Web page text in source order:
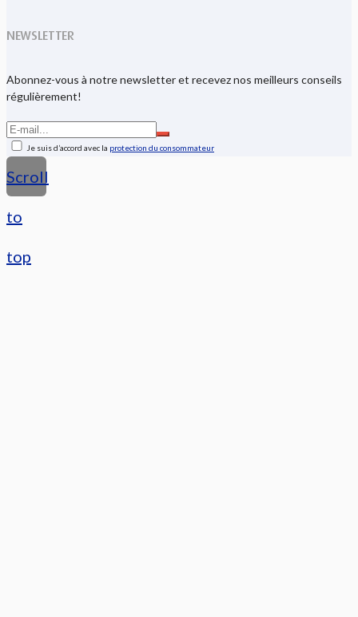
NEWSLETTER
Abonnez-vous à notre newsletter et recevez nos meilleurs conseils
régulièrement!
Je suis d’accord avec la protection du consommateur
Scroll
to
top